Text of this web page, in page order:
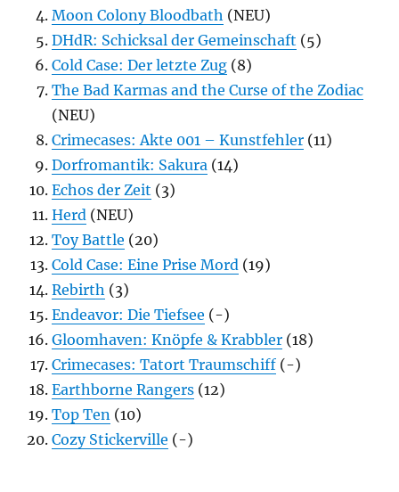
Moon Colony Bloodbath (NEU)
DHdR: Schicksal der Gemeinschaft (5)
Cold Case: Der letzte Zug (8)
The Bad Karmas and the Curse of the Zodiac
(NEU)
Crimecases: Akte 001 – Kunstfehler (11)
Dorfromantik: Sakura (14)
Echos der Zeit (3)
Herd (NEU)
Toy Battle (20)
Cold Case: Eine Prise Mord (19)
Rebirth (3)
Endeavor: Die Tiefsee (-)
Gloomhaven: Knöpfe & Krabbler (18)
Crimecases: Tatort Traumschiff (-)
Earthborne Rangers (12)
Top Ten (10)
Cozy Stickerville (-)